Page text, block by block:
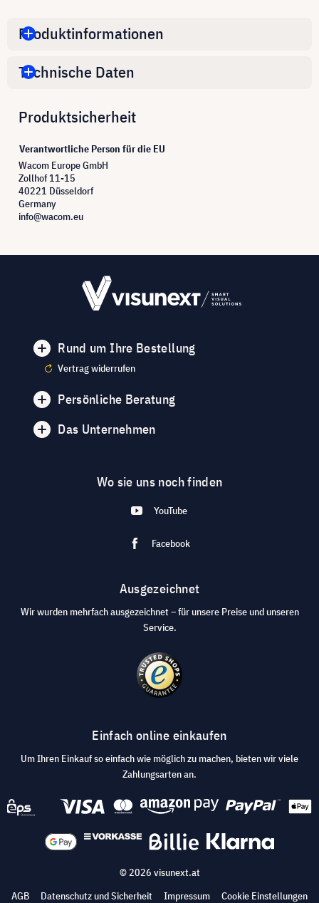
Produktinformationen
Technische Daten
Produktsicherheit
Verantwortliche Person für die EU
Wacom Europe GmbH
Zollhof 11-15
40221 Düsseldorf
Germany
info@wacom.eu
Rund um Ihre Bestellung
Vertrag widerrufen
Persönliche Beratung
Das Unternehmen
Wo sie uns noch finden
YouTube
Facebook
Ausgezeichnet
Wir wurden mehrfach ausgezeichnet – für unsere Preise und unseren
Service.
Einfach online einkaufen
Um Ihren Einkauf so einfach wie möglich zu machen, bieten wir viele
Zahlungsarten an.
© 2026 visunext.at
AGB
Datenschutz und Sicherheit Impressum Cookie Einstellungen